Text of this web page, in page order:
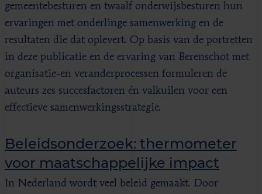
gemeentebesturen en twaalf onderwijsbesturen hun
ervaringen met onderlinge samenwerking en de
resultaten die dat oplevert. Op basis van de portretten
in deze publicatie en de ervaring van Berenschot met
organisatie-en veranderprocessen formuleren de
auteurs zes succesfactoren én valkuilen voor een
effectieve samenwerkingsstrategie.
Beleidsonderzoek: thermometer
voor maatschappelijke impact
In Nederland wordt veel beleid gemaakt. Door